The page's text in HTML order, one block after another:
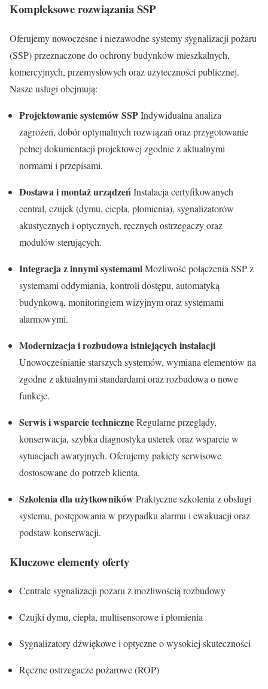
Kompleksowe rozwiązania SSP
Oferujemy nowoczesne i niezawodne systemy sygnalizacji pożaru
(SSP) przeznaczone do ochrony budynków mieszkalnych,
komercyjnych, przemysłowych oraz użyteczności publicznej.
Nasze usługi obejmują:
Projektowanie systemów SSPIndywidualna analiza
zagrożeń, dobór optymalnych rozwiązań oraz przygotowanie
pełnej dokumentacji projektowej zgodnie z aktualnymi
normami i przepisami.
Dostawa i montaż urządzeńInstalacja certyfikowanych
central, czujek (dymu, ciepła, płomienia), sygnalizatorów
akustycznych i optycznych, ręcznych ostrzegaczy oraz
modułów sterujących.
Integracja z innymi systemamiMożliwość połączenia SSP z
systemami oddymiania, kontroli dostępu, automatyką
budynkową, monitoringiem wizyjnym oraz systemami
alarmowymi.
Modernizacja i rozbudowa istniejących instalacji
Unowocześnianie starszych systemów, wymiana elementów na
zgodne z aktualnymi standardami oraz rozbudowa o nowe
funkcje.
Serwis i wsparcie techniczneRegularne przeglądy,
konserwacja, szybka diagnostyka usterek oraz wsparcie w
sytuacjach awaryjnych. Oferujemy pakiety serwisowe
dostosowane do potrzeb klienta.
Szkolenia dla użytkownikówPraktyczne szkolenia z obsługi
systemu, postępowania w przypadku alarmu i ewakuacji oraz
podstaw konserwacji.
Kluczowe elementy oferty
Centrale sygnalizacji pożaru z możliwością rozbudowy
Czujki dymu, ciepła, multisensorowe i płomienia
Sygnalizatory dźwiękowe i optyczne o wysokiej skuteczności
Ręczne ostrzegacze pożarowe (ROP)